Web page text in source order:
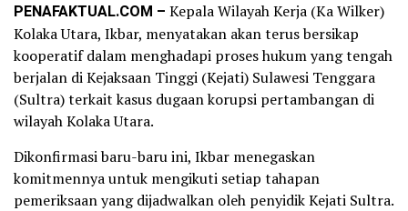
PENAFAKTUAL.COM – Kepala Wilayah Kerja (Ka Wilker)
Kolaka Utara, Ikbar, menyatakan akan terus bersikap
kooperatif dalam menghadapi proses hukum yang tengah
berjalan di Kejaksaan Tinggi (Kejati) Sulawesi Tenggara
(Sultra) terkait kasus dugaan korupsi pertambangan di
wilayah Kolaka Utara.
Dikonfirmasi baru-baru ini, Ikbar menegaskan
komitmennya untuk mengikuti setiap tahapan
pemeriksaan yang dijadwalkan oleh penyidik Kejati Sultra.